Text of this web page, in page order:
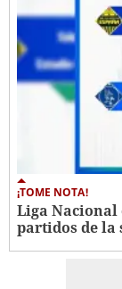
¡TOME NOTA!
Liga Nacional
partidos de la